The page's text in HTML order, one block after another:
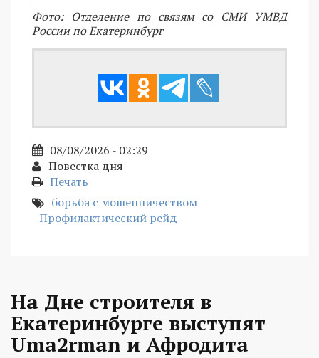
Фото: Отделение по связям со СМИ УМВД
России по Екатеринбург
08/08/2026 - 02:29
Повестка дня
Печать
борьба с мошенничеством
Профилактический рейд
На Дне строителя в
Екатеринбурге выступят
Uma2rman и Афродита